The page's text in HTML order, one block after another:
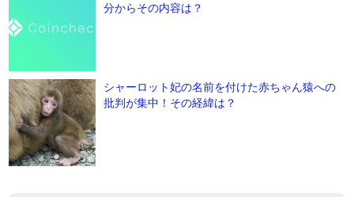
分からその内容は？
シャーロット妃の名前を付けた赤ちゃん猿への
批判が集中！その経緯は？